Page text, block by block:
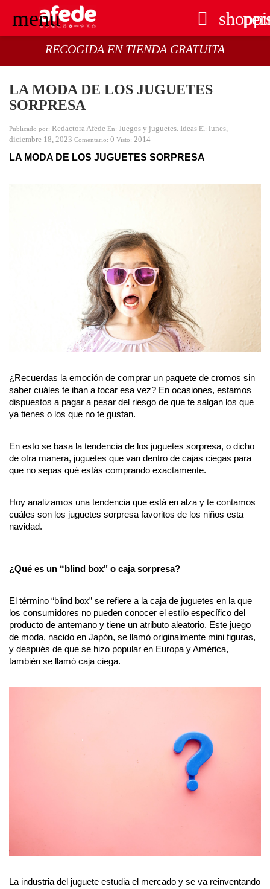
menu 
RECOGIDA EN TIENDA GRATUITA
LA MODA DE LOS JUGUETES
SORPRESA
Publicado por: Redactora Afede En: Juegos y juguetes. Ideas El: lunes,
diciembre 18, 2023 Comentario: 0 Visto: 2014
LA MODA DE LOS JUGUETES SORPRESA
¿Recuerdas la emoción de comprar un paquete de cromos sin
saber cuáles te iban a tocar esa vez? En ocasiones, estamos
dispuestos a pagar a pesar del riesgo de que te salgan los que
ya tienes o los que no te gustan.
En esto se basa la tendencia de los juguetes sorpresa, o dicho
de otra manera, juguetes que van dentro de cajas ciegas para
que no sepas qué estás comprando exactamente.
Hoy analizamos una tendencia que está en alza y te contamos
cuáles son los juguetes sorpresa favoritos de los niños esta
navidad.
¿Qué es un “blind box" o caja sorpresa?
El término “blind box” se refiere a la caja de juguetes en la que
los consumidores no pueden conocer el estilo específico del
producto de antemano y tiene un atributo aleatorio. Este juego
de moda, nacido en Japón, se llamó originalmente mini figuras,
y después de que se hizo popular en Europa y América,
también se llamó caja ciega.
La industria del juguete estudia el mercado y se va reinventando